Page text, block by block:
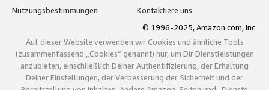
Nutzungsbestimmungen
Kontaktiere uns
© 1996-2025, Amazon.com, Inc.
Auf dieser Website verwenden wir Cookies und ähnliche Tools
(zusammenfassend „Cookies“ genannt) nur, um Dir Dienstleistungen
anzubieten, einschließlich Deiner Authentifizierung, der Erhaltung
Deiner Einstellungen, der Verbesserung der Sicherheit und der